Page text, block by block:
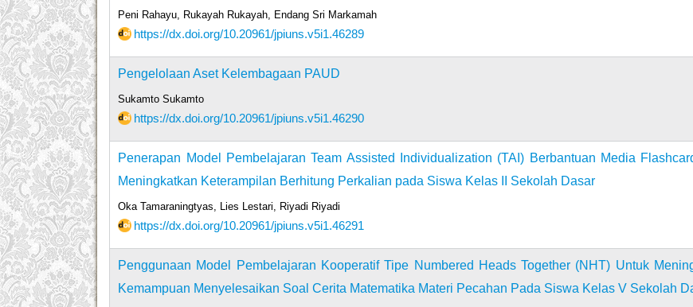
Peni Rahayu, Rukayah Rukayah, Endang Sri Markamah
https://dx.doi.org/10.20961/jpiuns.v5i1.46289
Pengelolaan Aset Kelembagaan PAUD
Sukamto Sukamto
https://dx.doi.org/10.20961/jpiuns.v5i1.46290
Penerapan Model Pembelajaran Team Assisted Individualization (TAI) Berbantuan Media
Meningkatkan Keterampilan Berhitung Perkalian pada Siswa Kelas II Sekolah Dasar
Oka Tamaraningtyas, Lies Lestari, Riyadi Riyadi
https://dx.doi.org/10.20961/jpiuns.v5i1.46291
Penggunaan Model Pembelajaran Kooperatif Tipe Numbered Heads Together (NHT) Untuk
Kemampuan Menyelesaikan Soal Cerita Matematika Materi Pecahan Pada Siswa Kelas V Sekolah